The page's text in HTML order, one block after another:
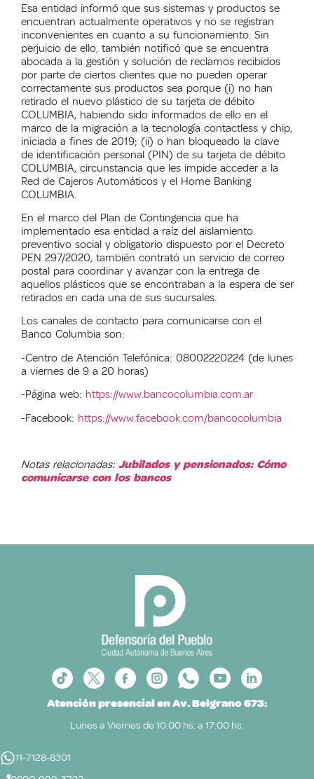
Esa entidad informó que sus sistemas y productos se
encuentran actualmente operativos y no se registran
inconvenientes en cuanto a su funcionamiento. Sin
perjuicio de ello, también notificó que se encuentra
abocada a la gestión y solución de reclamos recibidos
por parte de ciertos clientes que no pueden operar
correctamente sus productos sea porque (i) no han
retirado el nuevo plástico de su tarjeta de débito
COLUMBIA, habiendo sido informados de ello en el
marco de la migración a la tecnología contactless y chip,
iniciada a fines de 2019; (ii) o han bloqueado la clave
de identificación personal (PIN) de su tarjeta de débito
COLUMBIA, circunstancia que les impide acceder a la
Red de Cajeros Automáticos y el Home Banking
COLUMBIA.
En el marco del Plan de Contingencia que ha
implementado esa entidad a raíz del aislamiento
preventivo social y obligatorio dispuesto por el Decreto
PEN 297/2020, también contrató un servicio de correo
postal para coordinar y avanzar con la entrega de
aquellos plásticos que se encontraban a la espera de ser
retirados en cada una de sus sucursales.
Los canales de contacto para comunicarse con el
Banco Columbia son:
-Centro de Atención Telefónica: 08002220224 (de lunes
a viernes de 9 a 20 horas)
-Página web: https://www.bancocolumbia.com.ar
-Facebook: https://www.facebook.com/bancocolumbia
Notas relacionadas: Jubilados y pensionados: Cómo
comunicarse con los bancos
Atención presencial en Av. Belgrano 673:
Lunes a Viernes de 10:00 hs. a 17:00 hs.
11-7128-8301